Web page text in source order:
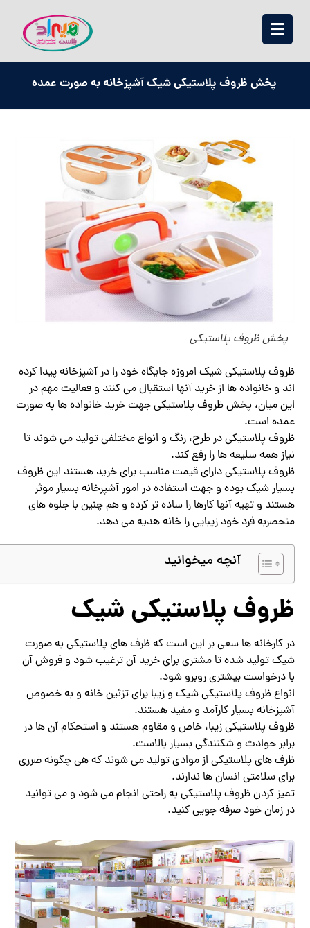
پخش ظروف پلاستیکی شیک آشپزخانه به صورت عمده
پخش ظروف پلاستیکی
ظروف پلاستیکی شیک امروزه جایگاه خود را در آشپزخانه پیدا کرده
اند و خانواده ها از خرید آنها استقبال می کنند و فعالیت مهم در
این میان، پخش ظروف پلاستیکی جهت خرید خانواده ها به صورت
عمده است.
ظروف پلاستیکی در طرح، رنگ و انواع مختلفی تولید می شوند تا
نیاز همه سلیقه ها را رفع کند.
ظروف پلاستیکی دارای قیمت مناسب برای خرید هستند این ظروف
بسیار شیک بوده و جهت استفاده در امور آشپرخانه بسیار موثر
هستند و تهیه آنها کارها را ساده تر کرده و هم چنین با جلوه های
منحصربه فرد خود زیبایی را خانه هدیه می دهد.
آنچه میخوانید
ظروف پلاستیکی شیک
در کارخانه ها سعی بر این است که ظرف های پلاستیکی به صورت
شیک تولید شده تا مشتری برای خرید آن ترغیب شود و فروش آن
با درخواست بیشتری روبرو شود.
انواع ظروف پلاستیکی شیک و زیبا برای تزئین خانه و به خصوص
آشپزخانه بسیار کارآمد و مفید هستند.
ظروف پلاستیکی زیبا، خاص و مقاوم هستند و استحکام آن ها در
برابر حوادث و شکنندگی بسیار بالاست.
ظرف های پلاستیکی از موادی تولید می شوند که هی چگونه ضرری
برای سلامتی انسان ها ندارند.
تمیز کردن ظروف پلاستیکی به راحتی انجام می شود و می توانید
در زمان خود صرفه جویی کنید.